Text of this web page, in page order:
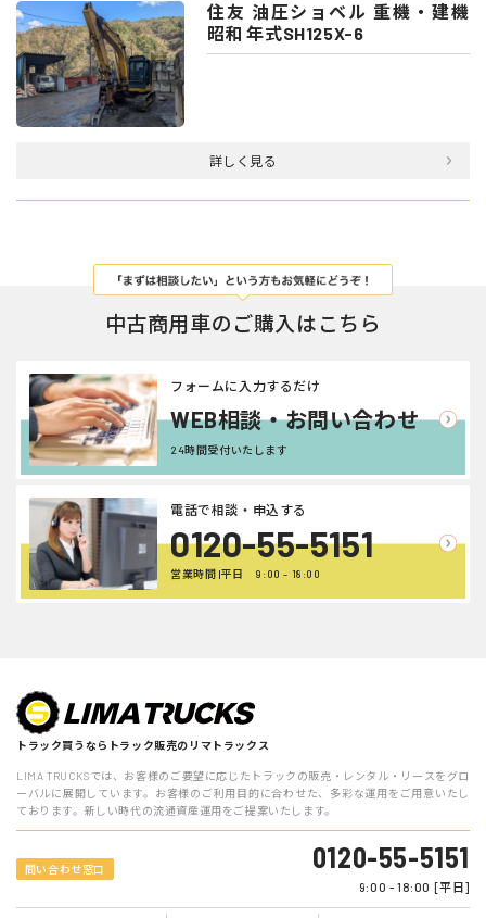
住友 油圧ショベル 重機・建機
昭和 年式SH125X-6
詳しく見る
中古商用車のご購入はこちら
WEB相談・お問い合わせ
フォームに入力するだけ
24時間受付いたします
0120-55-5151
電話で相談・申込する
営業時間 |平日 9:00 - 18:00
トラック買うならトラック販売のリマトラックス
LIMA TRUCKSでは、お客様のご要望に応じたトラックの販売・レンタル・リースをグロ
ーバルに展開しています。お客様のご利用目的に合わせた、多彩な運用をご用意いたし
ております。新しい時代の流通資産運用をご提案いたします。
問い合わせ窓口 0120-55-5151
9:00 - 18:00 [平日]